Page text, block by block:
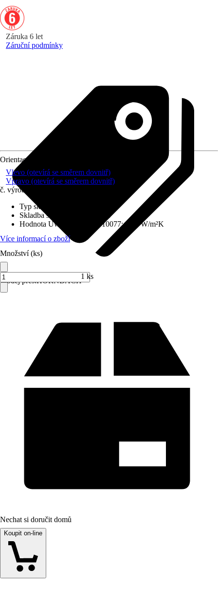
Záruka 6 let
Záruční podmínky
Prodej přes:HORNBACH
Orientace
Vlevo (otevírá se směrem dovnitř)
Vpravo (otevírá se směrem dovnitř)
č. výrobku
Typ skla
Skladba skla
Trojitě zasklené
Hodnota Uw dle DIN EN 10077:0,98 W/m²K
Více informací o zboží
Množství (ks)
1 ks
Nechat si doručit domů
Koupit on-line